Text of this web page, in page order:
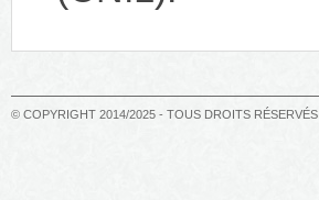
© COPYRIGHT 2014/2025 - TOUS DROITS RÉSERVÉS